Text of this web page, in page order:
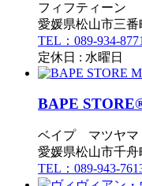
フィフティーン
愛媛県松山市三番
TEL：089-934-8771
定休日 : 水曜日
BAPE
ベイプ マツヤマ
愛媛県松山市千舟
TEL：089-943-